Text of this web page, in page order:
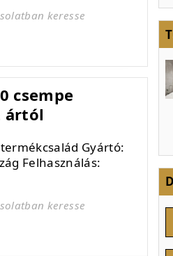
keresse
csempe
ártól
Gyártó:
Felhasználás:
keresse
Bianco Lucido
fényes fehér 20x25
csempe AKCIÓS